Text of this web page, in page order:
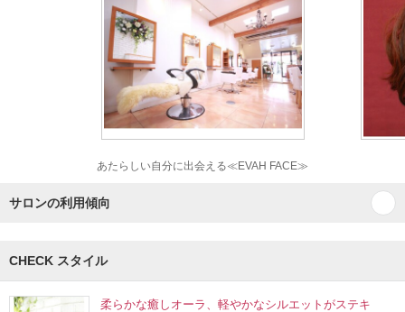
あたらしい自分に出会える≪EVAH FACE≫
サロンの利用傾向
CHECK スタイル
柔らかな癒しオーラ、軽やかなシルエットがステキ